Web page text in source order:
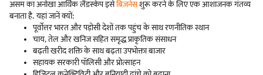
असम का अनोखा आर्थिक लैंडस्केप इसेबिज़नेसशुरू करने के लिए एक आशाजनक गंतव्य
बनाता है. यहां जानें क्यों:
पूर्वोत्तर भारत और पड़ोसी देशों तक पहुंच के साथ रणनीतिक स्थान
चाय, तेल और खनिज सहित समृद्ध प्राकृतिक संसाधन
बढ़ती खरीद शक्ति के साथ बढ़ता उपभोक्ता बाजार
सहायक सरकारी पॉलिसी और प्रोत्साहन